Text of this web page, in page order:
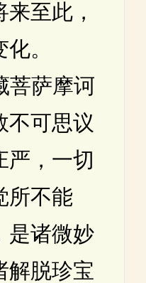
至此，
。
摩诃
不可思议
严，一切
所不能
是诸微妙
解脱珍宝